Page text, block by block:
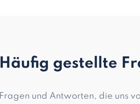
Häufig gestellte
Fragen und Antworten, die uns